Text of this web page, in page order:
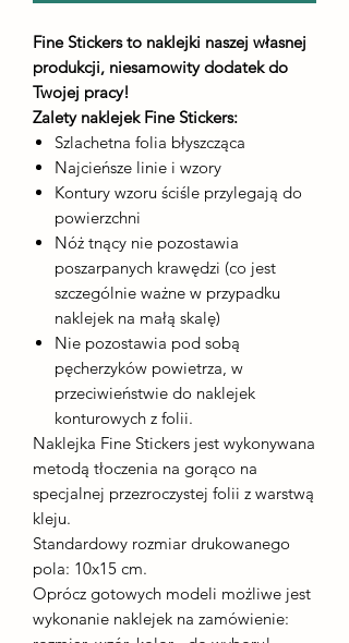
Fine Stickers to naklejki naszej własnej
produkcji, niesamowity dodatek do
Twojej pracy!
Zalety naklejek Fine Stickers:
Szlachetna folia błyszcząca
Najcieńsze linie i wzory
Kontury wzoru ściśle przylegają do
powierzchni
Nóż tnący nie pozostawia
poszarpanych krawędzi (co jest
szczególnie ważne w przypadku
naklejek na małą skalę)
Nie pozostawia pod sobą
pęcherzyków powietrza, w
przeciwieństwie do naklejek
konturowych z folii.
Naklejka Fine Stickers jest wykonywana
metodą tłoczenia na gorąco na
specjalnej przezroczystej folii z warstwą
kleju.
Standardowy rozmiar drukowanego
pola: 10x15 cm.
Oprócz gotowych modeli możliwe jest
wykonanie naklejek na zamówienie: